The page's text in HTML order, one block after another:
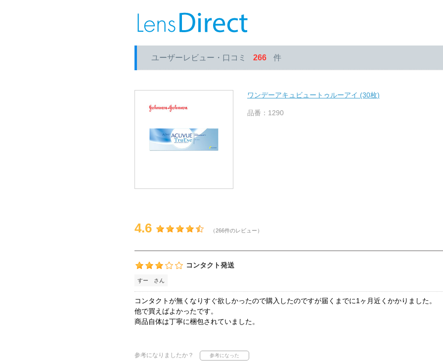
ユーザーレビュー・口コミ 266 件
ワンデーアキュビュートゥルーアイ (30枚)
品番：1290
4.6 （266件のレビュー）
コンタクト発送
すー さん
コンタクトが無くなりすぐ欲しかったので購入したのですが届くまでに1ヶ月近くかかりました。
他で買えばよかったです。
商品自体は丁寧に梱包されていました。
参考になりましたか？